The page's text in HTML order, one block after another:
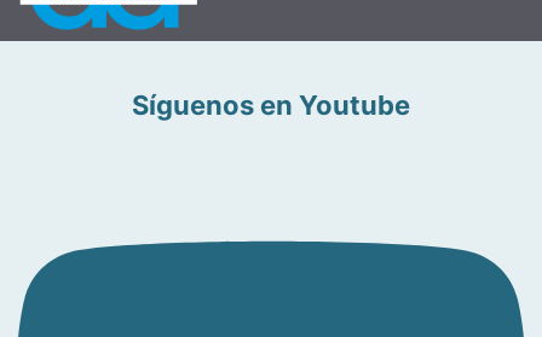
Síguenos en Youtube